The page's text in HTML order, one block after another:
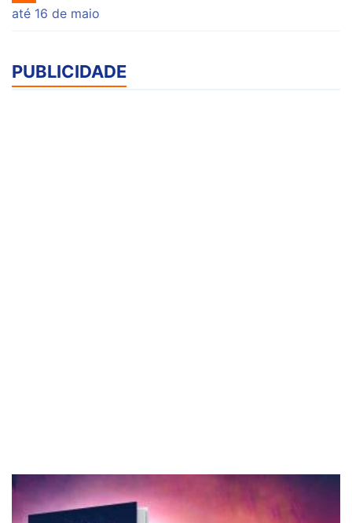
até 16 de maio
PUBLICIDADE